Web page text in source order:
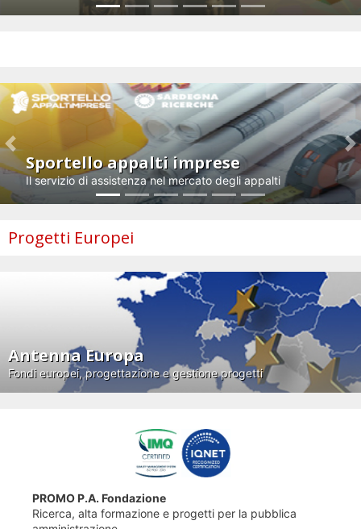
Sportello appalti imprese
Il servizio di assistenza nel mercato degli appalti
Previous
Progetti Europei
Antenna Europa
Fondi europei, progettazione e gestione progetti
PROMO P.A. Fondazione
Ricerca, alta formazione e progetti per la pubblica